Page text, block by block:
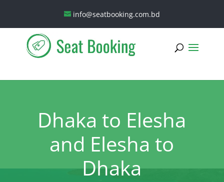
info@seatbooking.com.bd
Dhaka to Elesha
and Elesha to
Dhaka